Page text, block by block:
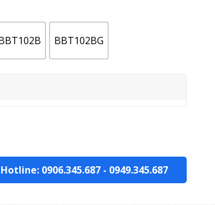
BBT102BG
Hotline: 0906.345.687 - 0949.345.687